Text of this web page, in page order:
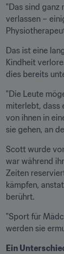
"Das sind ganz
verlassen –
Das ist eine
Kindheit
dies bereits
"Die Leute
miterlebt, dass
von ihnen in
sie gehen, an
Scott wurde
war während
Zeiten
kämpfen,
berührt.
"Sport für
werden sie
Ein